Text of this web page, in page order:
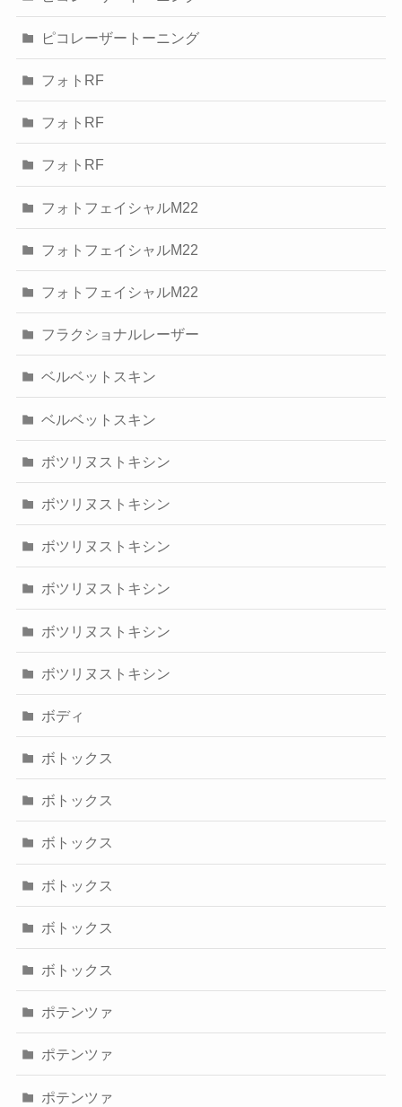
ピコレーザートーニング
フォトRF
フォトRF
フォトRF
フォトフェイシャルM22
フォトフェイシャルM22
フォトフェイシャルM22
フラクショナルレーザー
ベルベットスキン
ベルベットスキン
ボツリヌストキシン
ボツリヌストキシン
ボツリヌストキシン
ボツリヌストキシン
ボツリヌストキシン
ボツリヌストキシン
ボディ
ボトックス
ボトックス
ボトックス
ボトックス
ボトックス
ボトックス
ポテンツァ
ポテンツァ
ポテンツァ